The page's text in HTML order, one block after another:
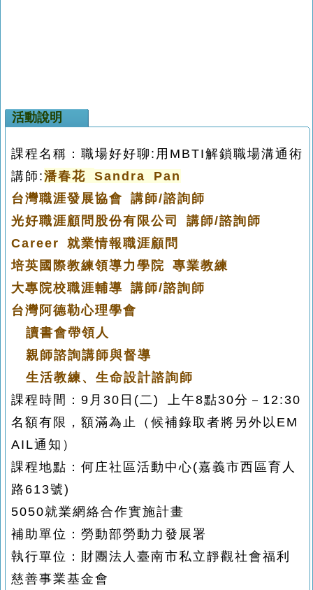
活動說明
課程名稱： 職場好好聊:用MBTI解鎖職場溝通術
講師:潘春花 Sandra Pan
台灣職涯發展協會 講師/諮詢師
光好職涯顧問 股份有限公司 講師/諮詢師
Career 就業情報職涯顧問
培英國際教練領導力學院 專業教練
大專院校職涯輔導 講師/諮詢師
台灣 阿德勒心理學會
讀書會帶領 人
親師諮詢講師與督導
生活教練、生命設計諮詢師
課程時間：9月30日(二) 上午8點30分－12:30
名額有限，額滿為止（候補錄取者將另外以EM
AIL通知）
課程地點：何庄社區活動中心(嘉義市西區育人
路613號)
5050就業網絡合作實施計畫
補助單位：勞動部勞動力發展署
執行單位：財團法人臺南市私立靜觀社會福利
慈善事業基金會